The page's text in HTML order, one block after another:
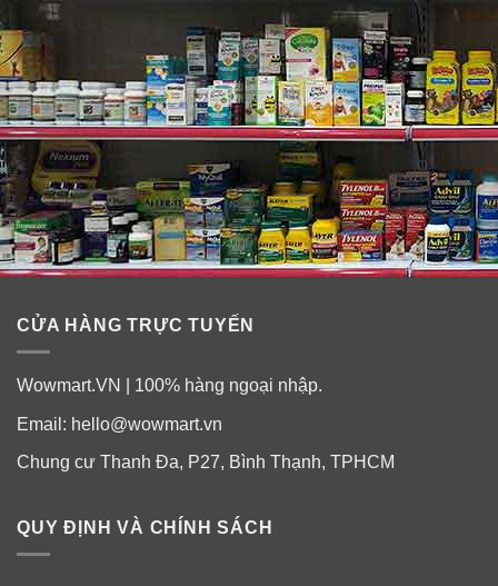
CỬA HÀNG TRỰC TUYẾN
Wowmart.VN | 100% hàng ngoại nhập.
Email: hello@wowmart.vn
Chung cư Thanh Đa, P27, Bình Thạnh, TPHCM
QUY ĐỊNH VÀ CHÍNH SÁCH